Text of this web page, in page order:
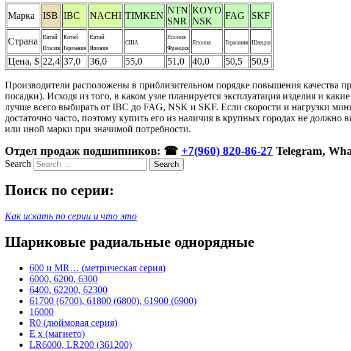
Марка ISB IBC NACHI TIMKEN
NTN
SNR
KOYO
NSK
FAG SKF
Страна
Китай
Италия
Китай
Германия
Китай
Япония
США
Япония
Франция
Япония Германия Швеция
Цена, $ 22,4 37,0 36,0 55,0 51,0 40,0 50,5 50,9
Производители расположены в приблизительном порядке повышения качества
посадки). Исходя из того, в каком узле планируется эксплуатация изделия и
лучше всего выбирать от IBC до FAG, NSK и SKF. Если скорости и нагрузки
достаточно часто, поэтому купить его из наличия в крупных городах не
или иной марки при значимой потребности.
Отдел продаж подшипников: ☎ +7(960) 820-86-27 Telegram,
Search
Поиск по серии:
Как искать по серии и что это
Шариковые радиальные однорядные
600 и MR… (метрическая серия)
6000, 6200, 6300
6400, 62200, 62300
61700 (6700), 61800 (6800), 61900 (6900)
16000
R0 (дюймовая серия)
E x (магнето)
LR6000, LR200 (361200)